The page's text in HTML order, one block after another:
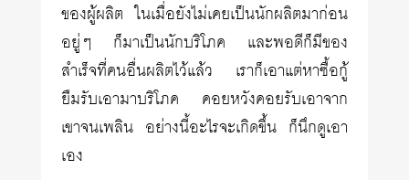
ของผู้ผลิต ในเมื่อยังไม่เคยเป็นนักผลิตมาก่อน
อยู่ๆ ก็มาเป็นนักบริโภค และพอดีก็มีของ
สำเร็จที่คนอื่นผลิตไว้แล้ว เราก็เอาแต่หาซื้อกู้
ยืมรับเอามาบริโภค คอยหวังคอยรับเอาจาก
เขาจนเพลิน อย่างนี้อะไรจะเกิดขึ้น ก็นึกดูเอา
เอง